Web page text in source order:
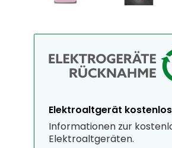
Elektroaltgerät
Informationen zur
Elektroaltgeräten.